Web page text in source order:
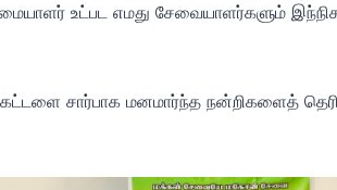
உட்பட எமது சேவையாளர்களும்
சார்பாக மனமார்ந்த நன்றிகளைத்